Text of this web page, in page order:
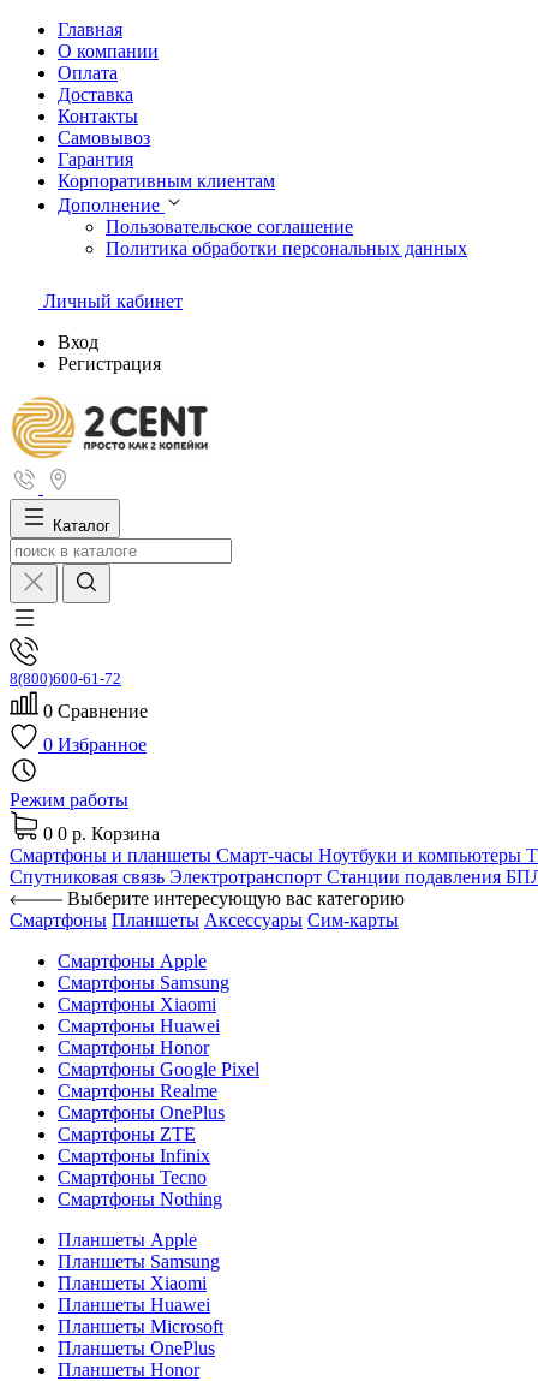
Главная
О компании
Оплата
Доставка
Контакты
Самовывоз
Гарантия
Корпоративным клиентам
Дополнение
Пользовательское соглашение
Политика обработки персональных данных
Личный кабинет
Вход
Регистрация
Каталог
8(800)600-61-72
0 Сравнение
0 Избранное
Режим работы
0 0 р. Корзина
Смартфоны и планшеты Смарт-часы Ноутбуки и компьютеры
Спутниковая связь Электротранспорт Станции подавления
Выберите интересующую вас категорию
Смартфоны Планшеты Аксессуары Сим-карты
Смартфоны Apple
Смартфоны Samsung
Смартфоны Xiaomi
Смартфоны Huawei
Смартфоны Honor
Смартфоны Google Pixel
Смартфоны Realme
Смартфоны OnePlus
Смартфоны ZTE
Смартфоны Infinix
Смартфоны Tecno
Смартфоны Nothing
Планшеты Apple
Планшеты Samsung
Планшеты Xiaomi
Планшеты Huawei
Планшеты Microsoft
Планшеты OnePlus
Планшеты Honor